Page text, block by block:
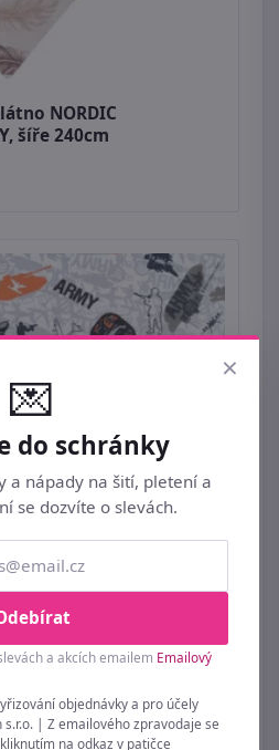
NORDIC
šíře 240cm
šíře 160 cm METRÁŽ
×
💌
do schránky
a nápady na šití, pletení a
se dozvíte o slevách.
a akcích emailem Emailový
objednávky a pro účely
| Z emailového zpravodaje se
na odkaz v patičce